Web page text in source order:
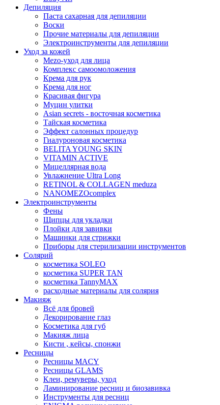
Депиляция
Паста сахарная для депиляции
Воски
Прочие материалы для депиляции
Электроинструменты для депиляции
Уход за кожей
Mezo-уход для лица
Комплекс самоомоложения
Крема для рук
Крема для ног
Красивая фигура
Муцин улитки
Asian seсrets - восточная косметика
Тайская косметика
Эффект салонных процедур
Гиалуроновая косметика
BELITA YOUNG SKIN
VITAMIN ACTIVE
Мицеллярная вода
Увлажнение Ultra Long
RETINOL & COLLAGEN meduza
NANOMEZOcomplex
Электроинструменты
Фены
Щипцы для укладки
Плойки для завивки
Машинки для стрижки
Приборы для стерилизации инструментов
Солярий
косметика SOLEO
косметика SUPER TAN
косметика TannyMAX
расходные материалы для солярия
Макияж
Всё для бровей
Декорирование глаз
Косметика для губ
Макияж лица
Кисти , кейсы, спонжи
Ресницы
Ресницы MACY
Ресницы GLAMS
Клеи, ремуверы, уход
Ламинирование ресниц и биозавивка
Инструменты для ресниц